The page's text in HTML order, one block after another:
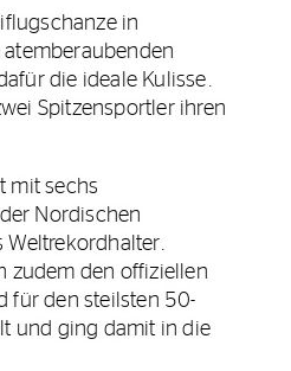
in
die ideale Kulisse.
Spitzensportler ihren
mit sechs
Nordischen
Weltrekordhalter.
zudem den offiziellen
für den steilsten 50-
und ging damit in die